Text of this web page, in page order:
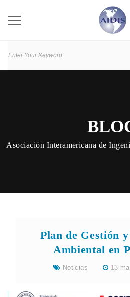
Asociación Interamericana de
Plan de Gestión
Ambiental en
Noticias 13